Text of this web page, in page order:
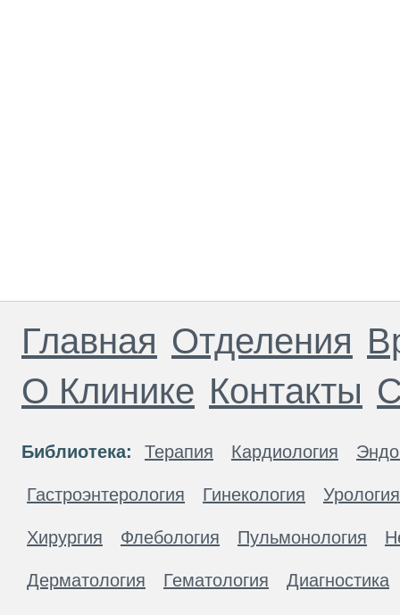
Главная Отделения
О Клинике Контакты
Библиотека: Терапия Кардиология
Гастроэнтерология Гинекология Урология
Хирургия Флебология Пульмонология
Дерматология Гематология Диагностика